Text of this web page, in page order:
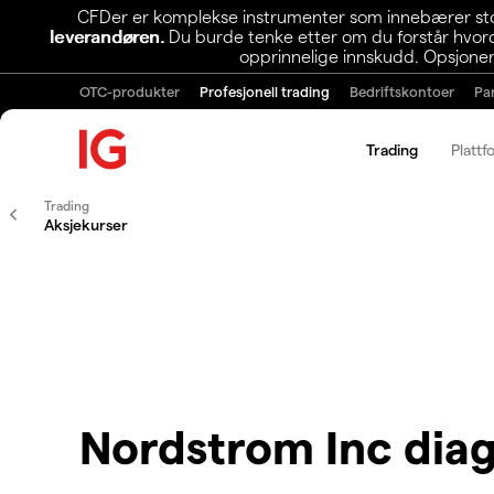
CFDer er komplekse instrumenter som innebærer
leverandøren.Du burde tenke etter om du forstår
opprinnelige innskudd.
OTC-produkter Profesjonell trading Bedriftskontoer
Trading
Trading
Aksjekurser
Nordstrom Inc